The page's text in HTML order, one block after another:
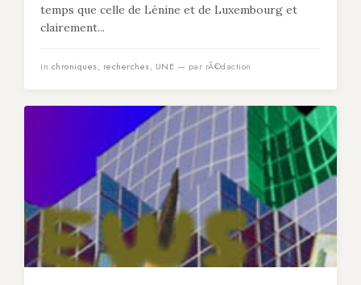
temps que celle de Lénine et de Luxembourg et
clairement...
in chroniques, recherches, UNE — par rÃ©daction